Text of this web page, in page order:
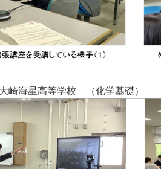
海星高等学校 （化学基礎）